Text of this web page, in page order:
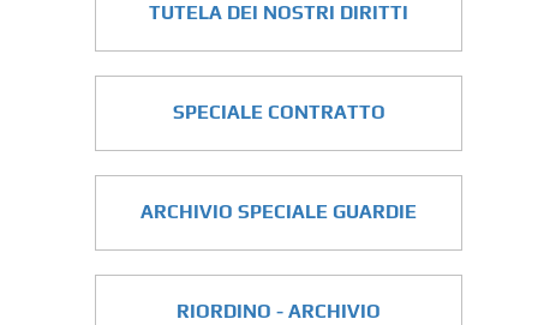
TUTELA DEI NOSTRI DIRITTI
SPECIALE CONTRATTO
ARCHIVIO SPECIALE GUARDIE
RIORDINO - ARCHIVIO